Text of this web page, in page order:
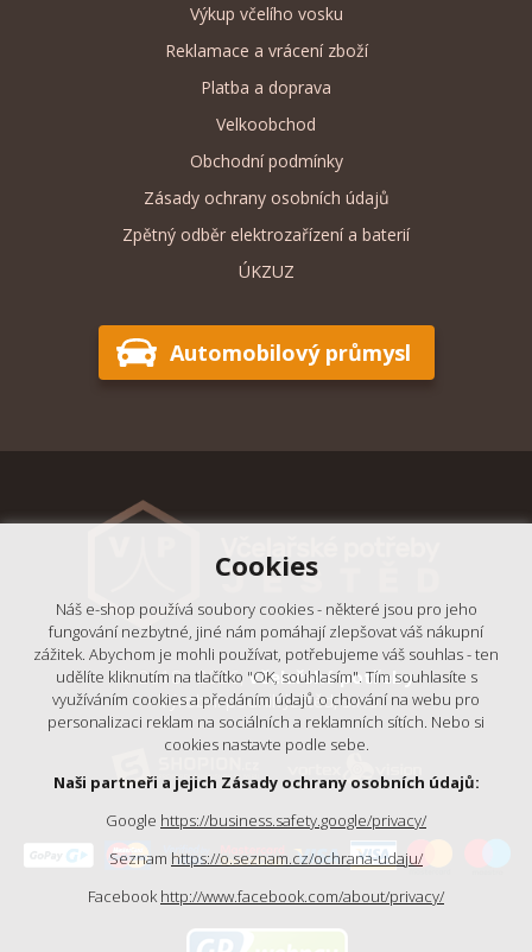
Výkup včelího vosku
Reklamace a vrácení zboží
Platba a doprava
Velkoobchod
Obchodní podmínky
Zásady ochrany osobních údajů
Zpětný odběr elektrozařízení a baterií
ÚKZUZ
Automobilový průmysl
© 2018 - 2026, Včelařské potřeby
- Výrobní podnik Ještěd, s.r.o.
Cookies
Náš e-shop používá soubory cookies - některé jsou pro jeho
fungování nezbytné, jiné nám pomáhají zlepšovat váš nákupní
zážitek. Abychom je mohli používat, potřebujeme váš souhlas - ten
udělíte kliknutím na tlačítko "OK, souhlasím". Tím souhlasíte s
využíváním cookies a předáním údajů o chování na webu pro
personalizaci reklam na sociálních a reklamních sítích. Nebo si
cookies nastavte podle sebe.
Naši partneři a jejich Zásady ochrany osobních údajů:
Google https://business.safety.google/privacy/
Seznam https://o.seznam.cz/ochrana-udaju/
Facebook http://www.facebook.com/about/privacy/